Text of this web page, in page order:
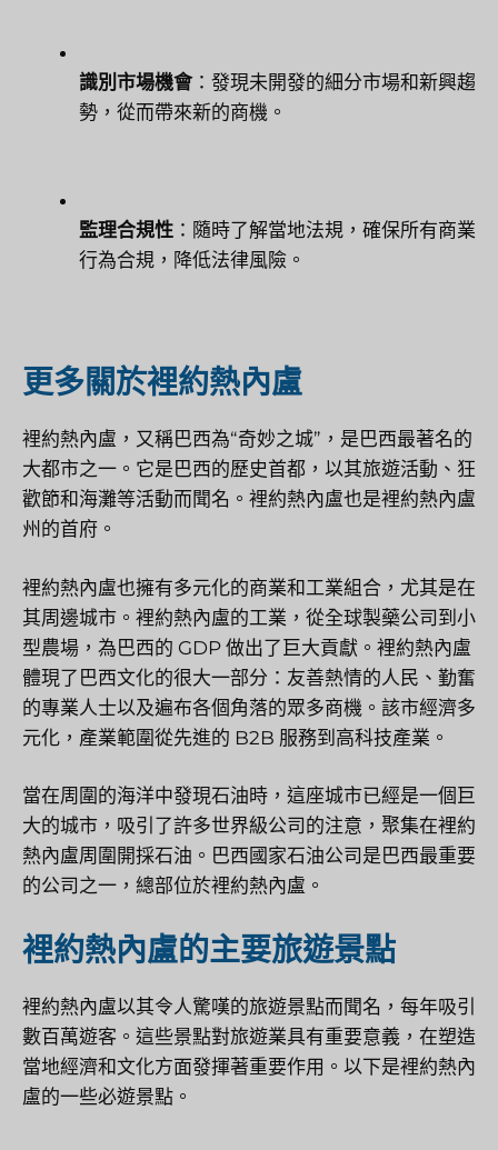
識別市場機會：發現未開發的細分市場和新興趨
勢，從而帶來新的商機。
監理合規性 ：隨時了解當地法規，確保所有商業
行為合規，降低法律風險。
更多關於裡約熱內盧
裡約熱內盧，又稱巴西為“奇妙之城”，是巴西最著名的
大都市之一。它是巴西的歷史首都，以其旅遊活動、狂
歡節和海灘等活動而聞名。裡約熱內盧也是裡約熱內盧
州的首府。
裡約熱內盧也擁有多元化的商業和工業組合，尤其是在
其周邊城市。裡約熱內盧的工業，從全球製藥公司到小
型農場，為巴西的 GDP 做出了巨大貢獻。裡約熱內盧
體現了巴西文化的很大一部分：友善熱情的人民、勤奮
的專業人士以及遍布各個角落的眾多商機。該市經濟多
元化，產業範圍從先進的 B2B 服務到高科技產業。
當在周圍的海洋中發現石油時，這座城市已經是一個巨
大的城市，吸引了許多世界級公司的注意，聚集在裡約
熱內盧周圍開採石油。巴西國家石油公司是巴西最重要
的公司之一，總部位於裡約熱內盧。
裡約熱內盧的主要旅遊景點
裡約熱內盧以其令人驚嘆的旅遊景點而聞名，每年吸引
數百萬遊客。這些景點對旅遊業具有重要意義，在塑造
當地經濟和文化方面發揮著重要作用。以下是裡約熱內
盧的一些必遊景點。